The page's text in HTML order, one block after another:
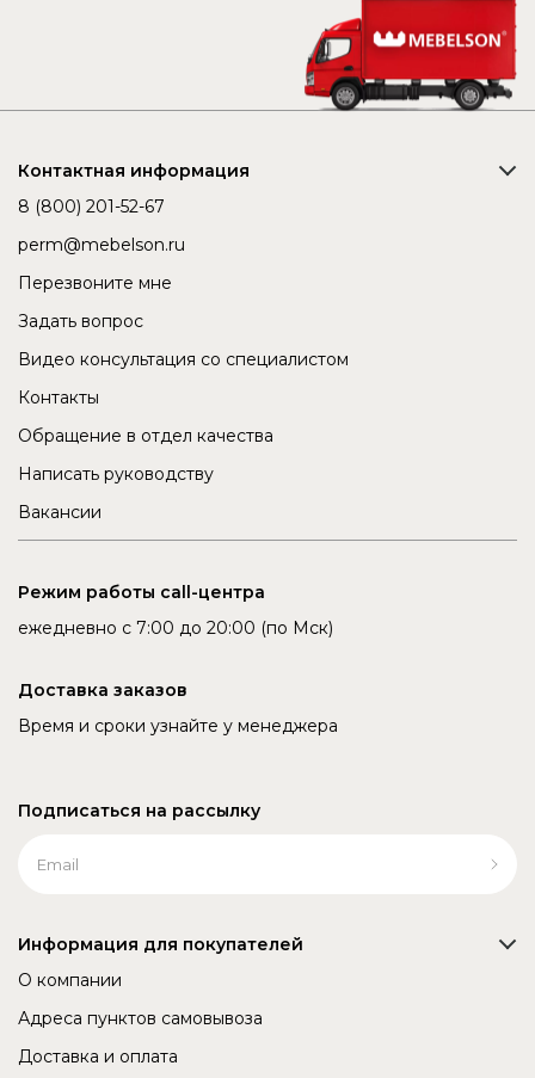
Контактная информация
8 (800) 201-52-67
perm@mebelson.ru
Перезвоните мне
Задать вопрос
Видео консультация со специалистом
Контакты
Обращение в отдел качества
Написать руководству
Вакансии
Режим работы call-центра
ежедневно с 7:00 до 20:00 (по Мск)
Доставка заказов
Время и сроки узнайте у менеджера
Подписаться на рассылку
Информация для покупателей
О компании
Адреса пунктов самовывоза
Доставка и оплата